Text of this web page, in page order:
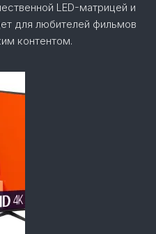
LED-матрицей и
для любителей фильмов
контентом.